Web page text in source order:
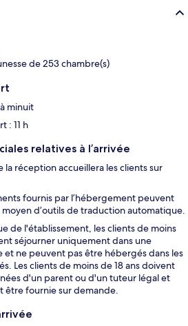
de 253 chambre(s)
minuit
: 11 h
relatives à l’arrivée
la réception accueillera les clients sur
fournis par l’hébergement peuvent
d’outils de traduction automatique.
de l'établissement, les clients de moins
séjourner uniquement dans une
et ne peuvent pas être hébergés dans les
Les clients de moins de 18 ans doivent
d'un parent ou d'un tuteur légal et
être fournie sur demande.